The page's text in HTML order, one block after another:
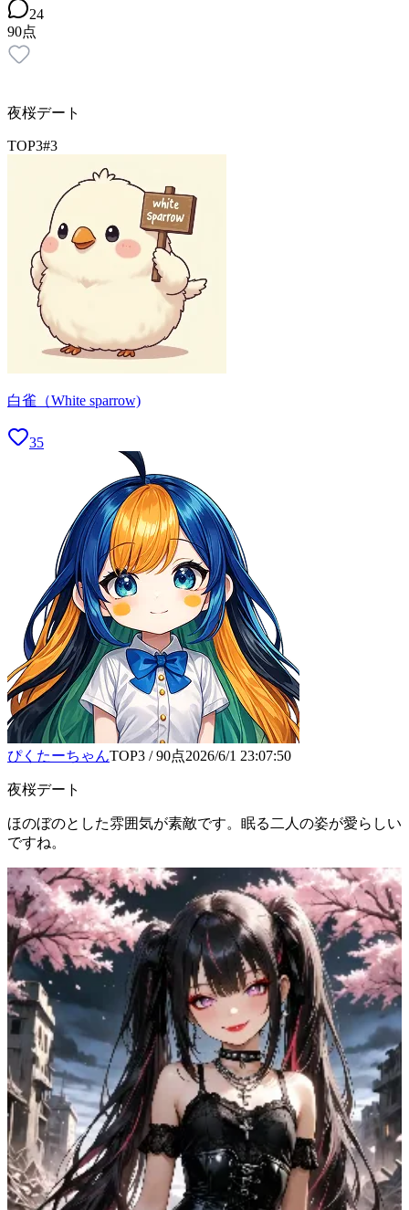
24
90点
夜桜デート
TOP3#3
白雀（White sparrow)
35
ぴくたーちゃんTOP3 /90点2026/6/1 23:07:50
夜桜デート
ほのぼのとした雰囲気が素敵です。眠る二人の姿が愛らしい
ですね。